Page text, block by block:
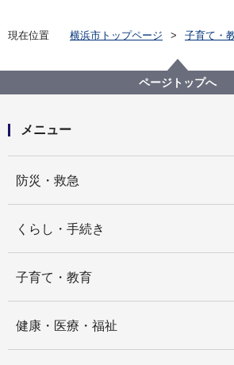
現在位置 横浜市トップページ
子育て・
幼児教育・保育の無償化対象施設の
ページトップへ
メニュー
防災・救急
くらし・手続き
子育て・教育
健康・医療・福祉